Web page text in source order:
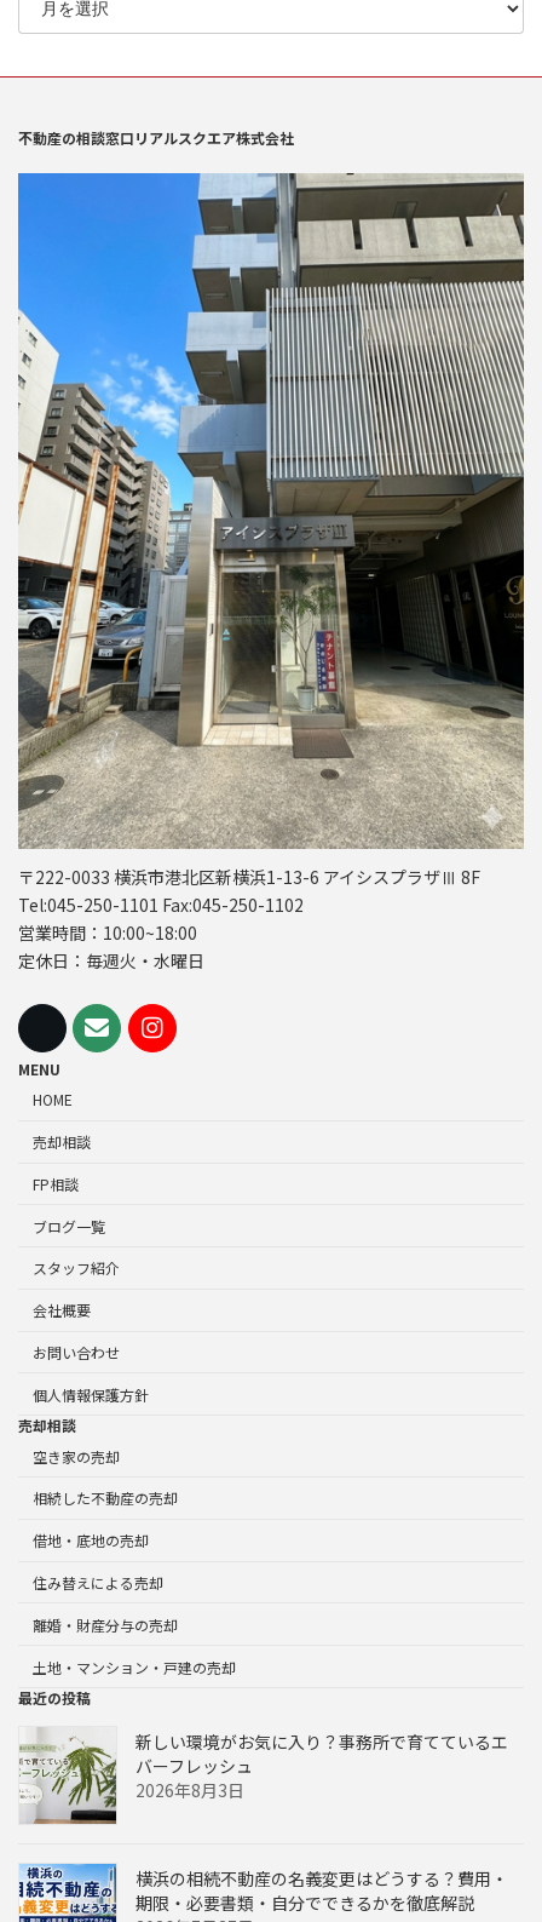
不動産の相談窓口リアルスクエア株式会社
〒222-0033 横浜市港北区新横浜1-13-6 アイシスプラザⅢ 8F
Tel:045-250-1101 Fax:045-250-1102
営業時間：10:00~18:00
定休日：毎週火・水曜日
MENU
HOME
売却相談
FP相談
ブログ一覧
スタッフ紹介
会社概要
お問い合わせ
個人情報保護方針
売却相談
空き家の売却
相続した不動産の売却
借地・底地の売却
住み替えによる売却
離婚・財産分与の売却
土地・マンション・戸建の売却
最近の投稿
新しい環境がお気に入り？事務所で育てているエ
バーフレッシュ
2026年8月3日
横浜の相続不動産の名義変更はどうする？費用・
期限・必要書類・自分でできるかを徹底解説